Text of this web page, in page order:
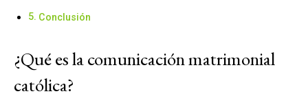
Conclusión
¿Qué es la comunicación matrimonial
católica?